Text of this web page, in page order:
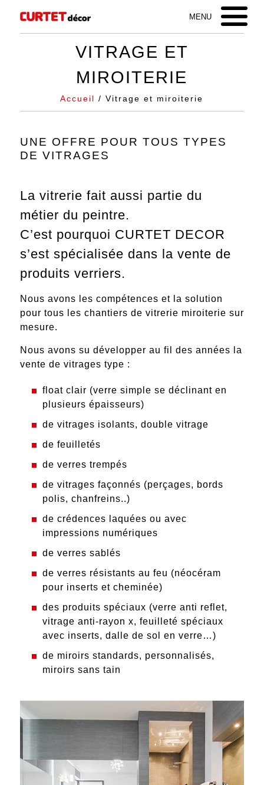
VITRAGE ET
MIROITERIE
Accueil / Vitrage et miroiterie
UNE OFFRE POUR TOUS TYPES
DE VITRAGES
La vitrerie fait aussi partie du
métier du peintre.
C’est pourquoi CURTET DECOR
s’est spécialisée dans la vente de
produits verriers.
Nous avons les compétences et la solution
pour tous les chantiers de vitrerie miroiterie sur
mesure.
Nous avons su développer au fil des années la
vente de vitrages type :
float clair (verre simple se déclinant en
plusieurs épaisseurs)
de vitrages isolants, double vitrage
de feuilletés
de verres trempés
de vitrages façonnés (perçages, bords
polis, chanfreins..)
de crédences laquées ou avec
impressions numériques
de verres sablés
de verres résistants au feu (néocéram
pour inserts et cheminée)
des produits spéciaux (verre anti reflet,
vitrage anti-rayon x, feuilleté spéciaux
avec inserts, dalle de sol en verre…)
de miroirs standards, personnalisés,
miroirs sans tain